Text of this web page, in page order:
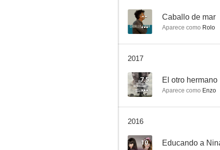
-- Caballo de mar
Aparece como Rolo
2017
7.5 El otro hermano
Aparece como Enzo
2016
10 Educando a